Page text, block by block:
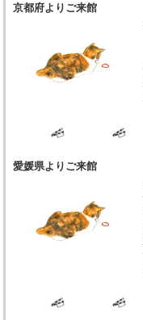
京都府よりご来館
愛媛県よりご来館